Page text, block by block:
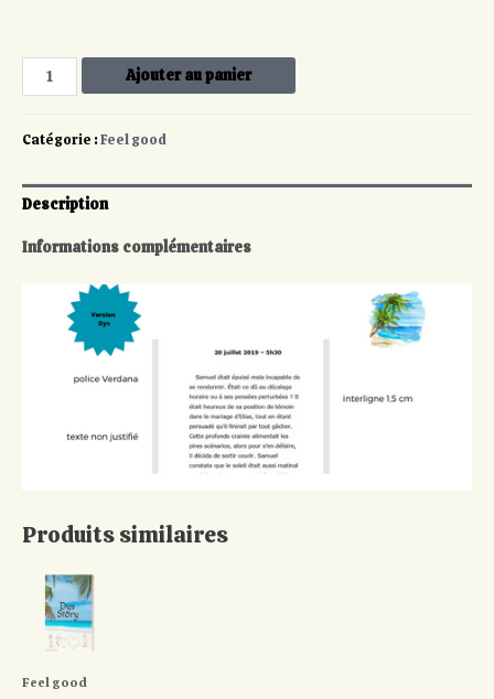
Ajouter au panier
Catégorie :Feel good
Description
Informations complémentaires
Produits similaires
Feel good